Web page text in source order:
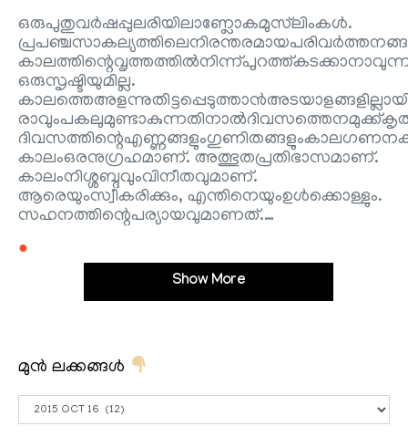
ഒരുപുതുവർഷപ്പുലരിയിലാണ്ലോകമുസ്‌ലിംകൾ.
ഒരുസൃഷ്ടിയുമില്ല.
കാലംഒരനുഗ്രഹമാണ്. അത്ഭുതപ്രതിഭാസമാണ്.
കാലംനിശ്ശബ്ദവുംവിനീതവുമാണ്.
ആരെയുംസ്വീകരിക്കും, എന്തിനെയുംഉൾക്കൊള്ളും.
സഹനത്തിന്റെപര്യായവുമാണത്.…
●
Show More
മുൻ ലക്കങ്ങൾ